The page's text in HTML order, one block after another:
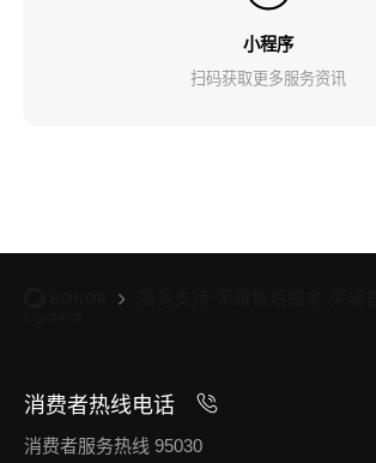
小程序
扫码获取更多服务资讯
消费者热线电话
消费者服务热线 95030